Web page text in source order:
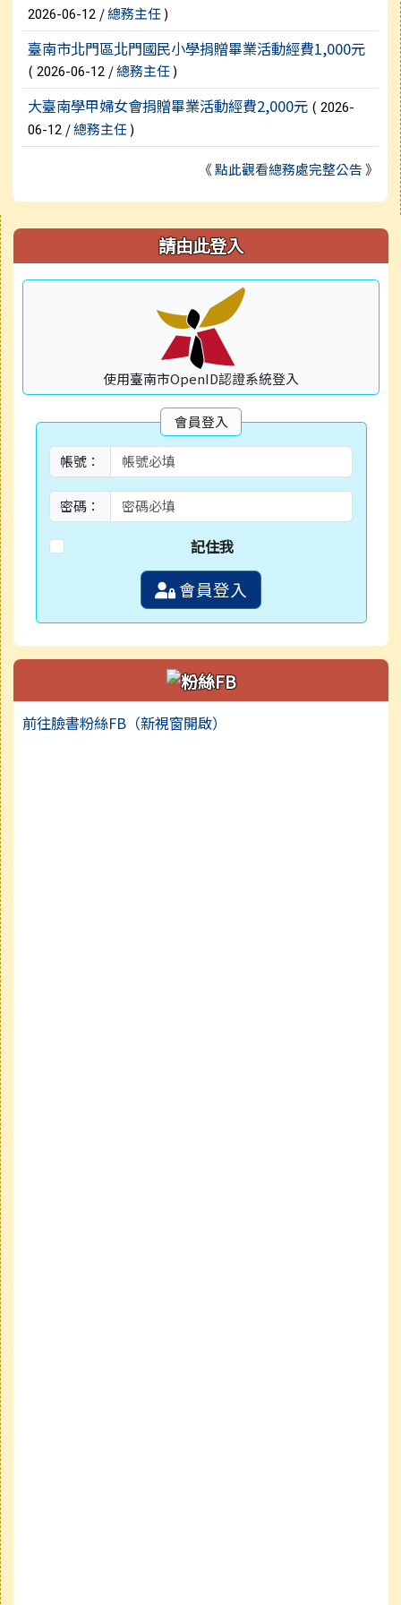
2026-06-12 /總務主任)
臺南市北門區北門國民小學捐贈畢業活動經費1,000元
( 2026-06-12 /總務主任)
大臺南學甲婦女會捐贈畢業活動經費2,000元 ( 2026-
06-12 /總務主任)
《點此觀看總務處完整公告》
右邊區域內容 請由此登入
使用臺南市OpenID認證系統登入
會員登入
帳號：
密碼：
記住我
會員登入
前往臉書粉絲FB（新視窗開啟）